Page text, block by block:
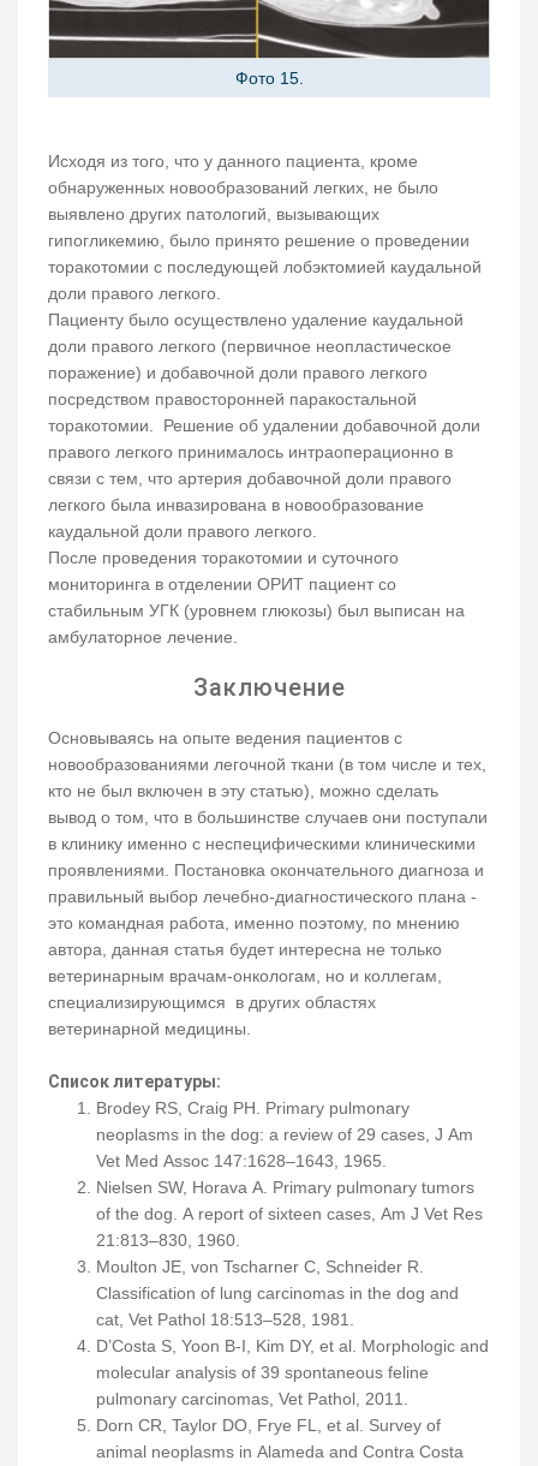
Фото 15.
Исходя из того, что у данного пациента, кроме
обнаруженных новообразований легких, не было
выявлено других патологий, вызывающих
гипогликемию, было принято решение о проведении
торакотомии с последующей лобэктомией каудальной
доли правого легкого.
Пациенту было осуществлено удаление каудальной
доли правого легкого (первичное неопластическое
поражение) и добавочной доли правого легкого
посредством правосторонней паракостальной
торакотомии. Решение об удалении добавочной доли
правого легкого принималось интраоперационно в
связи с тем, что артерия добавочной доли правого
легкого была инвазирована в новообразование
каудальной доли правого легкого.
После проведения торакотомии и суточного
мониторинга в отделении ОРИТ пациент со
стабильным УГК (уровнем глюкозы) был выписан на
амбулаторное лечение.
Заключение
Основываясь на опыте ведения пациентов с
новообразованиями легочной ткани (в том числе и тех,
кто не был включен в эту статью), можно сделать
вывод о том, что в большинстве случаев они поступали
в клинику именно с неспецифическими клиническими
проявлениями. Постановка окончательного диагноза и
правильный выбор лечебно-диагностического плана -
это командная работа, именно поэтому, по мнению
автора, данная статья будет интересна не только
ветеринарным врачам-онкологам, но и коллегам,
специализирующимся в других областях
ветеринарной медицины.
Список литературы:
Brodey RS, Craig PH. Primary pulmonary
neoplasms in the dog: a review of 29 cases, J Am
Vet Med Assoc 147:1628–1643, 1965.
Nielsen SW, Horava A. Primary pulmonary tumors
of the dog. A report of sixteen cases, Am J Vet Res
21:813–830, 1960.
Moulton JE, von Tscharner C, Schneider R.
Classification of lung carcinomas in the dog and
cat, Vet Pathol 18:513–528, 1981.
D’Costa S, Yoon B-I, Kim DY, et al. Morphologic and
molecular analysis of 39 spontaneous feline
pulmonary carcinomas, Vet Pathol, 2011.
Dorn CR, Taylor DO, Frye FL, et al. Survey of
animal neoplasms in Alameda and Contra Costa